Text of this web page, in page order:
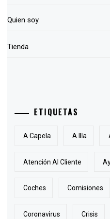
Quien soy.
Tienda
ETIQUETAS
A Capela A Illa
Atención Al Cliente
Coches Comisiones
Coronavirus Crisis